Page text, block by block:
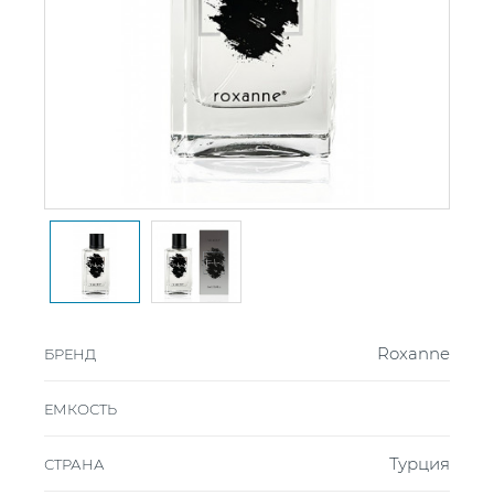
БРЕНД Roxanne
ЕМКОСТЬ
СТРАНА Турция